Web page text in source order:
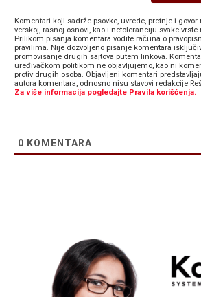
Komentari koji sadrže psovke, uvrede, pretnje i
verskoj, rasnoj osnovi, kao i netoleranciju svake vrste
Prilikom pisanja komentara vodite računa o
pravilima. Nije dozvoljeno pisanje komentara
promovisanje drugih sajtova putem linkova.
uređivačkom politikom ne objavljujemo, kao ni
protiv drugih osoba. Objavljeni komentari
autora komentara, odnosno nisu stavovi redakcije
Za više informacija pogledajte Pravila korišćenja.
0 KOMENTARA